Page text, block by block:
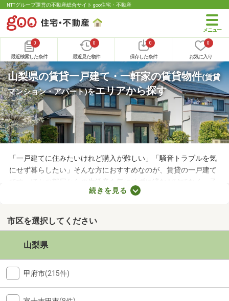
NTTグループ運営の不動産総合サイト goo住宅・不動産
0
最近検索した条件
0
最近見た物件
0
保存した条件
0
お気に入り
山梨県の賃貸一戸建て・一軒家の賃貸物件(賃貸
マンション・アパート)をエリアから探す
「一戸建てに住みたいけれど購入が難しい」「騒音トラブルを気
にせず暮らしたい」そんな方におすすめなのが、賃貸の一戸建て
です。ほかの部屋からの生活音を気にせずに済むだけでなく、子
どもの足音に気を遣わずに済む点も戸建ての魅力。生活音のトラ
します。
続きを見る
市区を選択してください
山梨県
甲府市(215件)